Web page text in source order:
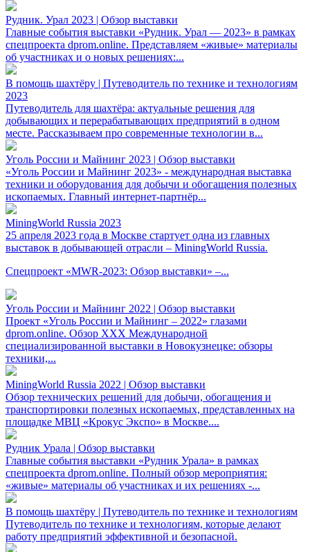
Рудник. Урал 2023 | Обзор выставки
Главные события выставки «Рудник. Урал — 2023» в рамках
спецпроекта dprom.online. Представляем «живые» материалы
об участниках и о новых решениях:...
В помощь шахтёру | Путеводитель по технике и технологиям
2023
Путеводитель для шахтёра: актуальные решения для
добывающих и перерабатывающих предприятий в одном
месте. Рассказываем про современные технологии в...
Уголь России и Майнинг 2023 | Обзор выставки
«Уголь России и Майнинг 2023» - международная выставка
техники и оборудования для добычи и обогащения полезных
ископаемых. Главный интернет-партнёр...
MiningWorld Russia 2023
25 апреля 2023 года в Москве стартует одна из главных
выставок в добывающей отрасли – MiningWorld Russia.
Спецпроект «MWR-2023: Обзор выставки» –...
Уголь России и Майнинг 2022 | Обзор выставки
Проект «Уголь России и Майнинг – 2022» глазами
dprom.online. Обзор XXX Международной
специализированной выставки в Новокузнецке: обзоры
техники,...
MiningWorld Russia 2022 | Обзор выставки
Обзор технических решений для добычи, обогащения и
транспортировки полезных ископаемых, представленных на
площадке МВЦ «Крокус Экспо» в Москве....
Рудник Урала | Обзор выставки
Главные события выставки «Рудник Урала» в рамках
спецпроекта dprom.online. Полный обзор мероприятия:
«живые» материалы об участниках и их решениях -...
В помощь шахтёру | Путеводитель по технике и технологиям
Путеводитель по технике и технологиям, которые делают
работу предприятий эффективной и безопасной.